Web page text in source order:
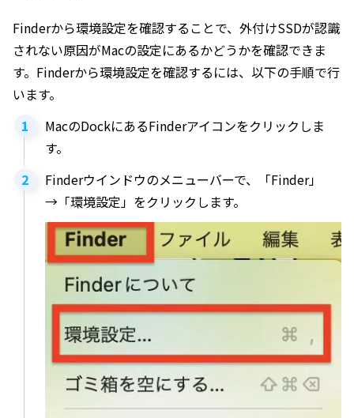
Finderから環境設定を確認することで、外付けSSDが認識
されない原因がMacの設定にあるかどうかを確認できま
す。Finderから環境設定を確認するには、以下の手順で行
います。
MacのDockにあるFinderアイコンをクリックしま
す。
Finderウインドウのメニューバーで、「Finder」
→「環境設定」をクリックします。